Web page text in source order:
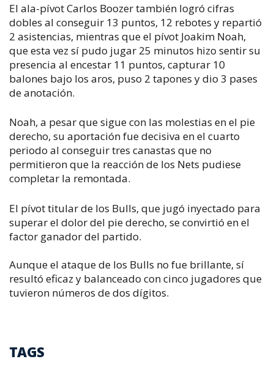
El ala-pívot Carlos Boozer también logró cifras
dobles al conseguir 13 puntos, 12 rebotes y repartió
2 asistencias, mientras que el pívot Joakim Noah,
que esta vez sí pudo jugar 25 minutos hizo sentir su
presencia al encestar 11 puntos, capturar 10
balones bajo los aros, puso 2 tapones y dio 3 pases
de anotación.
Noah, a pesar que sigue con las molestias en el pie
derecho, su aportación fue decisiva en el cuarto
periodo al conseguir tres canastas que no
permitieron que la reacción de los Nets pudiese
completar la remontada.
El pívot titular de los Bulls, que jugó inyectado para
superar el dolor del pie derecho, se convirtió en el
factor ganador del partido.
Aunque el ataque de los Bulls no fue brillante, sí
resultó eficaz y balanceado con cinco jugadores que
tuvieron números de dos dígitos.
TAGS